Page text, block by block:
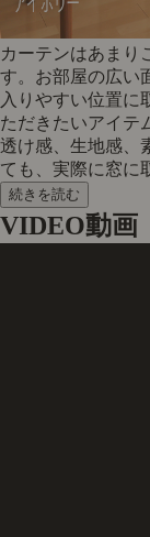
カーテンはあまり
す。お部屋の広い
入りやすい位置に
ただきたいアイテ
透け感、生地感、
ても、実際に窓に
続きを読む
VIDEO動画